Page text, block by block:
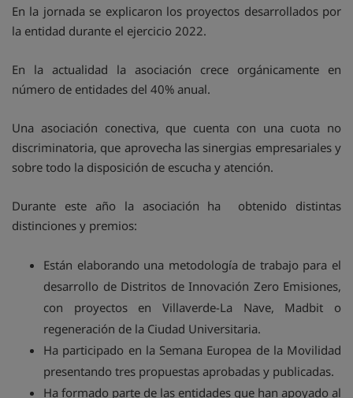
En la jornada se explicaron los proyectos desarrollados por
la entidad durante el ejercicio 2022.
En la actualidad la asociación crece orgánicamente en
número de entidades del 40% anual.
Una asociación conectiva, que cuenta con una cuota no
discriminatoria, que aprovecha las sinergias empresariales y
sobre todo la disposición de escucha y atención.
Durante este año la asociación ha obtenido distintas
distinciones y premios:
Están elaborando una metodología de trabajo para el
desarrollo de Distritos de Innovación Zero Emisiones,
con proyectos en Villaverde-La Nave, Madbit o
regeneración de la Ciudad Universitaria.
Ha participado en la Semana Europea de la Movilidad
presentando tres propuestas aprobadas y publicadas.
Ha formado parte de las entidades que han apoyado al